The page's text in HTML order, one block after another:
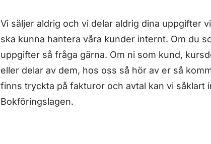
Vi säljer aldrig och vi delar aldrig dina uppgifter
ska kunna hantera våra kunder internt. Om du
uppgifter så fråga gärna. Om ni som kund,
eller delar av dem, hos oss så hör av er så
finns tryckta på fakturor och avtal kan vi såklart
Bokföringslagen.